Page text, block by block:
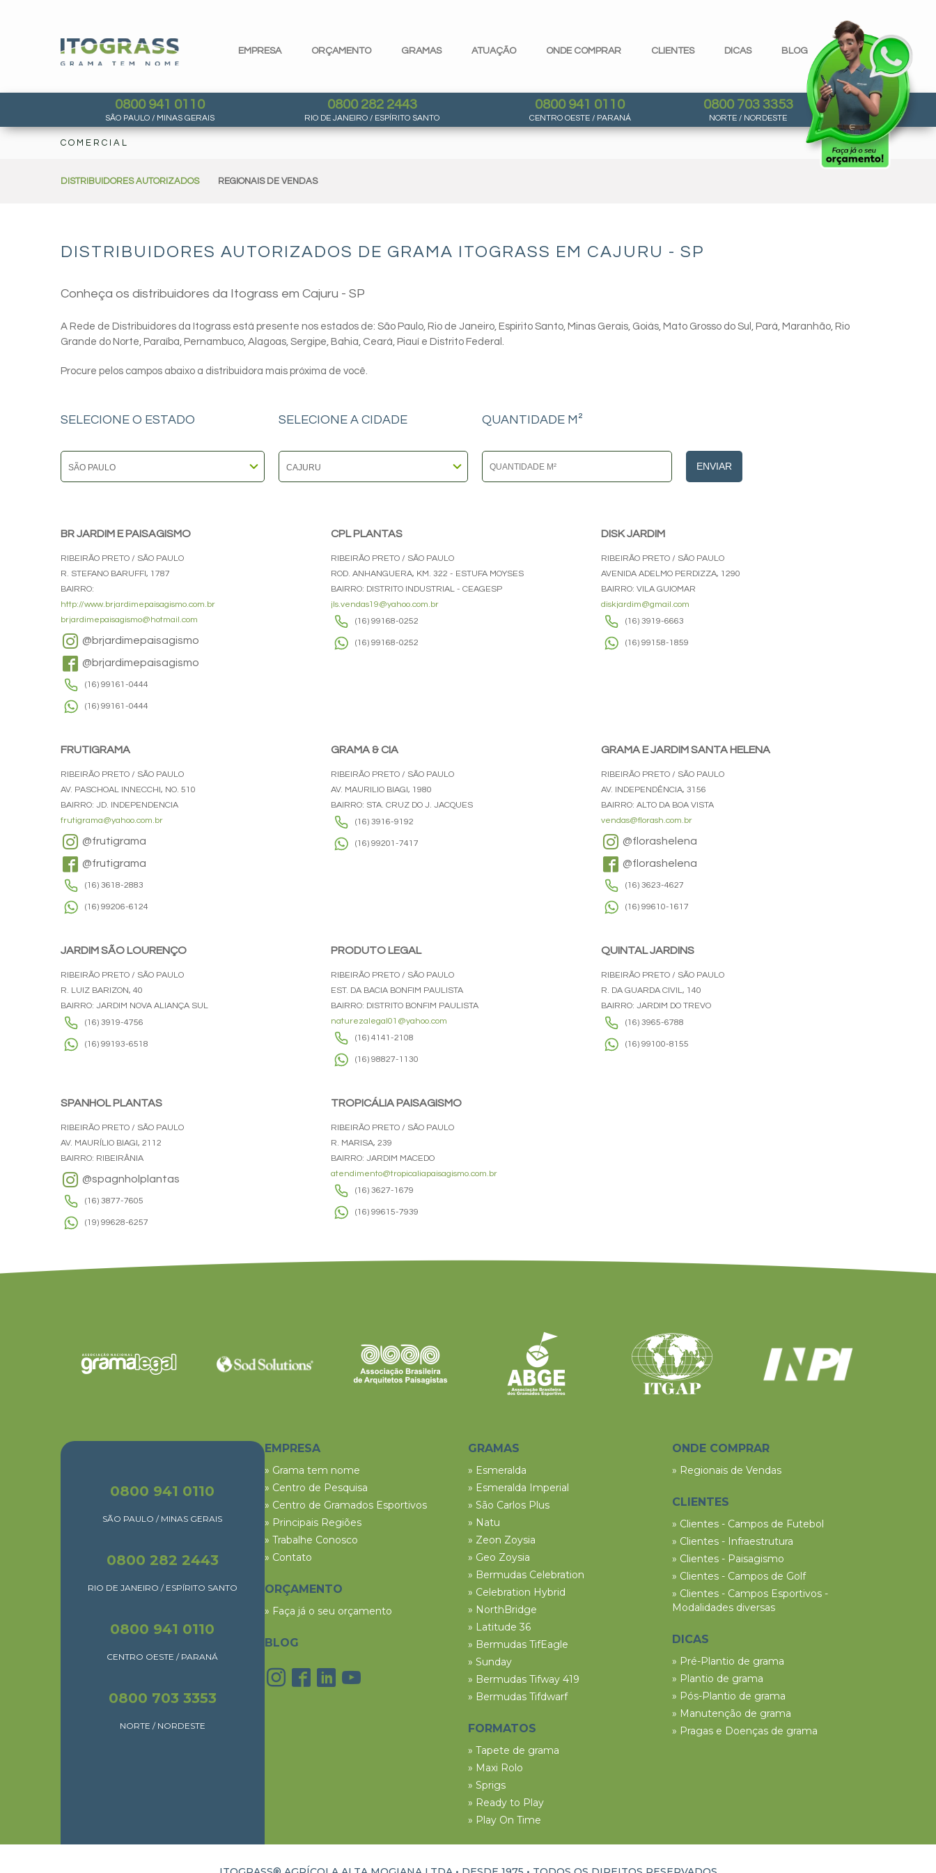
EMPRESA ORÇAMENTO GRAMAS ATUAÇÃO ONDE COMPRAR CLIENTES DICAS BLOG
0800 941 0110
SÃO PAULO / MINAS GERAIS
0800 282 2443
RIO DE JANEIRO / ESPÍRITO SANTO
0800 941 0110
CENTRO OESTE / PARANÁ
0800 703 3353
NORTE / NORDESTE
COMERCIAL
DISTRIBUIDORES AUTORIZADOS REGIONAIS DE VENDAS
DISTRIBUIDORES AUTORIZADOS DE GRAMA ITOGRASS EM CAJURU - SP
Conheça os distribuidores da Itograss em Cajuru - SP
A Rede de Distribuidores da Itograss está presente nos estados de: São Paulo, Rio de Janeiro, Espirito Santo, Minas Gerais, Goiás, Mato Grosso do Sul, Pará, Maranhão, Rio
Grande do Norte, Paraíba, Pernambuco, Alagoas, Sergipe, Bahia, Ceará, Piauí e Distrito Federal.
Procure pelos campos abaixo a distribuidora mais próxima de você.
SELECIONE O ESTADO SELECIONE A CIDADE QUANTIDADE M²
ENVIAR
BR JARDIM E PAISAGISMO
RIBEIRÃO PRETO / SÃO PAULO
R. STEFANO BARUFFI, 1787
BAIRRO:
http://www.brjardimepaisagismo.com.br
brjardimepaisagismo@hotmail.com
@brjardimepaisagismo
@brjardimepaisagismo
(16) 99161-0444
(16) 99161-0444
CPL PLANTAS
RIBEIRÃO PRETO / SÃO PAULO
ROD. ANHANGUERA, KM. 322 - ESTUFA MOYSES
BAIRRO: DISTRITO INDUSTRIAL - CEAGESP
jls.vendas19@yahoo.com.br
(16) 99168-0252
(16) 99168-0252
DISK JARDIM
RIBEIRÃO PRETO / SÃO PAULO
AVENIDA ADELMO PERDIZZA, 1290
BAIRRO: VILA GUIOMAR
diskjardim@gmail.com
(16) 3919-6663
(16) 99158-1859
FRUTIGRAMA
RIBEIRÃO PRETO / SÃO PAULO
AV. PASCHOAL INNECCHI, NO. 510
BAIRRO: JD. INDEPENDENCIA
frutigrama@yahoo.com.br
@frutigrama
@frutigrama
(16) 3618-2883
(16) 99206-6124
GRAMA & CIA
RIBEIRÃO PRETO / SÃO PAULO
AV. MAURILIO BIAGI, 1980
BAIRRO: STA. CRUZ DO J. JACQUES
(16) 3916-9192
(16) 99201-7417
GRAMA E JARDIM SANTA HELENA
RIBEIRÃO PRETO / SÃO PAULO
AV. INDEPENDÊNCIA, 3156
BAIRRO: ALTO DA BOA VISTA
vendas@florash.com.br
@florashelena
@florashelena
(16) 3623-4627
(16) 99610-1617
JARDIM SÃO LOURENÇO
RIBEIRÃO PRETO / SÃO PAULO
R. LUIZ BARIZON, 40
BAIRRO: JARDIM NOVA ALIANÇA SUL
(16) 3919-4756
(16) 99193-6518
PRODUTO LEGAL
RIBEIRÃO PRETO / SÃO PAULO
EST. DA BACIA BONFIM PAULISTA
BAIRRO: DISTRITO BONFIM PAULISTA
naturezalegal01@yahoo.com
(16) 4141-2108
(16) 98827-1130
QUINTAL JARDINS
RIBEIRÃO PRETO / SÃO PAULO
R. DA GUARDA CIVIL, 140
BAIRRO: JARDIM DO TREVO
(16) 3965-6788
(16) 99100-8155
SPANHOL PLANTAS
RIBEIRÃO PRETO / SÃO PAULO
AV. MAURÍLIO BIAGI, 2112
BAIRRO: RIBEIRÂNIA
@spagnholplantas
(16) 3877-7605
(19) 99628-6257
TROPICÁLIA PAISAGISMO
RIBEIRÃO PRETO / SÃO PAULO
R. MARISA, 239
BAIRRO: JARDIM MACEDO
atendimento@tropicaliapaisagismo.com.br
(16) 3627-1679
(16) 99615-7939
0800 941 0110
SÃO PAULO / MINAS GERAIS
0800 282 2443
RIO DE JANEIRO / ESPÍRITO SANTO
0800 941 0110
CENTRO OESTE / PARANÁ
0800 703 3353
NORTE / NORDESTE
EMPRESA
» Grama tem nome
» Centro de Pesquisa
» Centro de Gramados Esportivos
» Principais Regiões
» Trabalhe Conosco
» Contato
ORÇAMENTO
» Faça já o seu orçamento
BLOG
GRAMAS
» Esmeralda
» Esmeralda Imperial
» São Carlos Plus
» Natu
» Zeon Zoysia
» Geo Zoysia
» Bermudas Celebration
» Celebration Hybrid
» NorthBridge
» Latitude 36
» Bermudas TifEagle
» Sunday
» Bermudas Tifway 419
» Bermudas Tifdwarf
FORMATOS
» Tapete de grama
» Maxi Rolo
» Sprigs
» Ready to Play
» Play On Time
ONDE COMPRAR
» Regionais de Vendas
CLIENTES
» Clientes - Campos de Futebol
» Clientes - Infraestrutura
» Clientes - Paisagismo
» Clientes - Campos de Golf
» Clientes - Campos Esportivos -
Modalidades diversas
DICAS
» Pré-Plantio de grama
» Plantio de grama
» Pós-Plantio de grama
» Manutenção de grama
» Pragas e Doenças de grama